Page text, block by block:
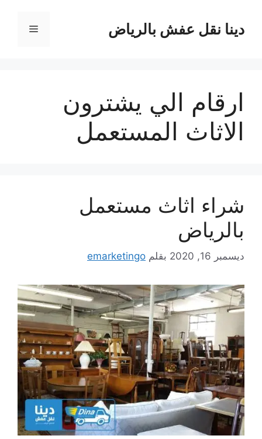
المحتوىدينا نقل عفش بالرياض القائمة
ارقام الي يشترون
الاثاث المستعمل
شراء اثاث مستعمل
بالرياض
ديسمبر 16, 2020 بقلم emarketingo